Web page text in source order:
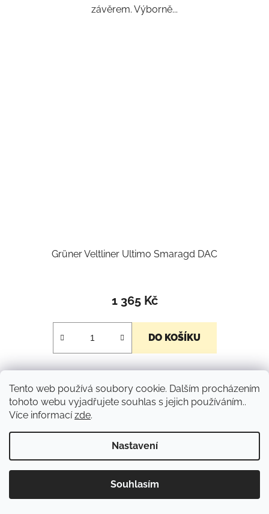
Tento web používá soubory cookie. Dalším procházením
tohoto webu vyjadřujete souhlas s jejich používáním..
Více informacízde.
Nastavení
Souhlasím
závěrem. Výborně...
Grüner Veltliner Ultimo Smaragd DAC
1 365 Kč
DO KOŠÍKU
Achleiten v rakouském Wachau. Ve vůni spojuje
kdoule, květový med a tropické ovoce s kouřovým
mimořádně dlouhá – velké bílé víno s...